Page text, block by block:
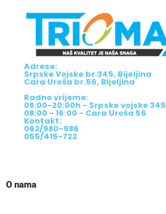
Adrese:
Srpske Vojske br.345, Bijeljina
Cara Uroša br.56, Bijeljina
Radno vrijeme:
08:00-20:00h - Srpske vojske 345
08:00 - 16:00 - Cara Uroša 56
Kontakt:
062/980-986
055/415-722
O nama